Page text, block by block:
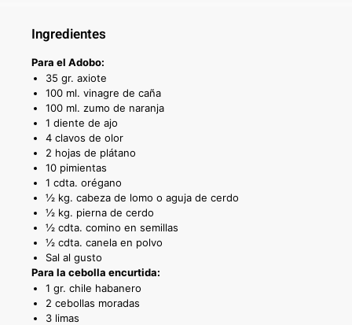
Ingredientes
Para el Adobo:
35 gr. axiote
100 ml. vinagre de caña
100 ml. zumo de naranja
1 diente de ajo
4 clavos de olor
2 hojas de plátano
10 pimientas
1 cdta. orégano
½ kg. cabeza de lomo o aguja de cerdo
½ kg. pierna de cerdo
½ cdta. comino en semillas
½ cdta. canela en polvo
Sal al gusto
Para la cebolla encurtida:
1 gr. chile habanero
2 cebollas moradas
3 limas